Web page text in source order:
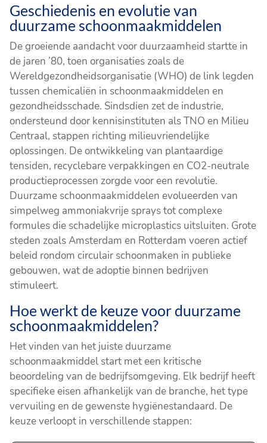
Geschiedenis en evolutie van
duurzame schoonmaakmiddelen
De groeiende aandacht voor duurzaamheid startte in
de jaren ’80, toen organisaties zoals de
Wereldgezondheidsorganisatie (WHO) de link legden
tussen chemicaliën in schoonmaakmiddelen en
gezondheidsschade. Sindsdien zet de industrie,
ondersteund door kennisinstituten als TNO en Milieu
Centraal, stappen richting milieuvriendelijke
oplossingen. De ontwikkeling van plantaardige
tensiden, recyclebare verpakkingen en CO2-neutrale
productieprocessen zorgde voor een revolutie.
Duurzame schoonmaakmiddelen evolueerden van
simpelweg ammoniakvrije sprays tot complexe
formules die schadelijke microplastics uitsluiten. Grote
steden zoals Amsterdam en Rotterdam voeren actief
beleid rondom circulair schoonmaken in publieke
gebouwen, wat de adoptie binnen bedrijven
stimuleert.
Hoe werkt de keuze voor duurzame
schoonmaakmiddelen?
Het vinden van het juiste duurzame
schoonmaakmiddel start met een kritische
beoordeling van de bedrijfsomgeving. Elk bedrijf heeft
specifieke eisen afhankelijk van de branche, het type
vervuiling en de gewenste hygiënestandaard. De
keuze verloopt in verschillende stappen: